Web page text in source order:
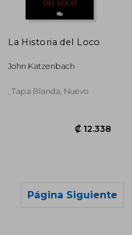
La Historia del Loco
John Katzenbach
, Tapa Blanda, Nuevo
Página Siguiente